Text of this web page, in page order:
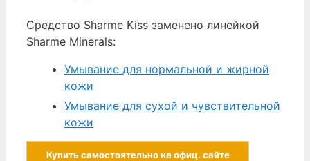
Средство Sharme Kiss заменено линейкой
Sharme Minerals:
Умывание для нормальной и жирной
кожи
Умывание для сухой и чувствительной
кожи
Купить самостоятельно на офиц. сайте